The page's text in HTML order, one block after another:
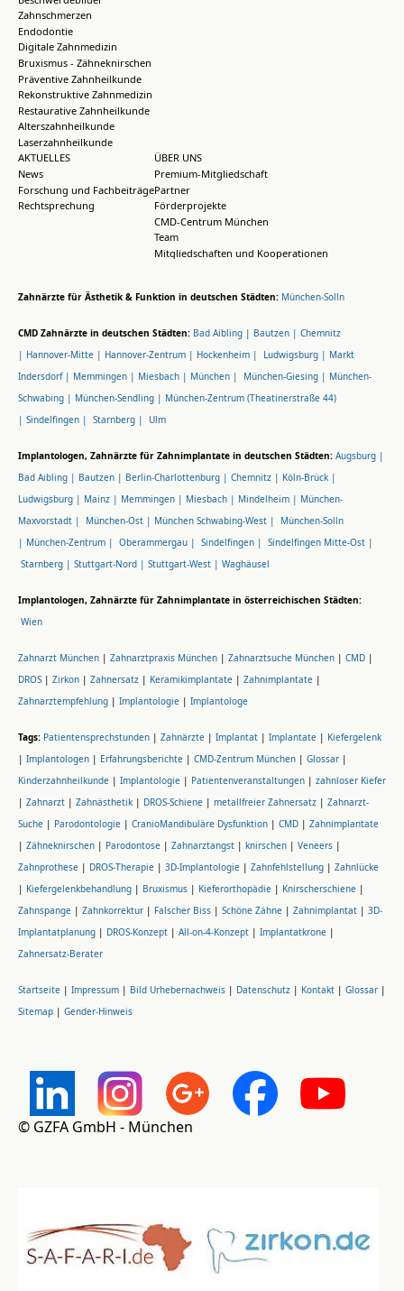
Zahnschmerzen
Endodontie
Digitale Zahnmedizin
Bruxismus - Zähneknirschen
Präventive Zahnheilkunde
Rekonstruktive Zahnmedizin
Restaurative Zahnheilkunde
Alterszahnheilkunde
Laserzahnheilkunde
AKTUELLES
News
Forschung und Fachbeiträge
Rechtsprechung
ÜBER UNS
Premium-Mitgliedschaft
Partner
Förderprojekte
CMD-Centrum München
Team
Mitgliedschaften und Kooperationen
Zahnärzte für Ästhetik & Funktion in deutschen Städten: München-Solln
CMD Zahnärzte in deutschen Städten: Bad Aibling | Bautzen | Chemnitz
| Hannover-Mitte | Hannover-Zentrum | Hockenheim | Ludwigsburg | Markt
Indersdorf | Memmingen | Miesbach | München | München-Giesing | München-
Schwabing | München-Sendling | München-Zentrum (Theatinerstraße 44)
| Sindelfingen | Starnberg | Ulm
Implantologen, Zahnärzte für Zahnimplantate in deutschen Städten: Augsburg |
Bad Aibling | Bautzen | Berlin-Charlottenburg | Chemnitz | Köln-Brück |
Ludwigsburg | Mainz | Memmingen | Miesbach | Mindelheim | München-
Maxvorstadt |
München-Ost | München Schwabing-West |
München-Solln
| München-Zentrum | Oberammergau | Sindelfingen | Sindelfingen Mitte-Ost |
Starnberg | Stuttgart-Nord | Stuttgart-West | Waghäusel
Implantologen, Zahnärzte für Zahnimplantate in österreichischen Städten:
Wien
Zahnarzt München | Zahnarztpraxis München | Zahnarztsuche München | CMD |
DROS | Zirkon | Zahnersatz | Keramikimplantate | Zahnimplantate |
Zahnarztempfehlung | Implantologie | Implantologe
Tags: Patientensprechstunden | Zahnärzte | Implantat | Implantate | Kiefergelenk
| Implantologen | Erfahrungsberichte | CMD-Zentrum München | Glossar |
Kinderzahnheilkunde | Implantologie | Patientenveranstaltungen | zahnloser Kiefer
| Zahnarzt | Zahnästhetik | DROS-Schiene | metallfreier Zahnersatz | Zahnarzt-
Suche | Parodontologie | CranioMandibuläre Dysfunktion | CMD | Zahnimplantate
| Zähneknirschen | Parodontose | Zahnarztangst | knirschen | Veneers |
Zahnprothese | DROS-Therapie | 3D-Implantologie | Zahnfehlstellung | Zahnlücke
| Kiefergelenkbehandlung | Bruxismus | Kieferorthopädie | Knirscherschiene |
Zahnspange | Zahnkorrektur | Falscher Biss | Schöne Zähne | Zahnimplantat | 3D-
Implantatplanung | DROS-Konzept | All-on-4-Konzept | Implantatkrone |
Zahnersatz-Berater
Startseite | Impressum | Bild Urhebernachweis | Datenschutz | Kontakt | Glossar |
Sitemap | Gender-Hinweis
© GZFA GmbH - München